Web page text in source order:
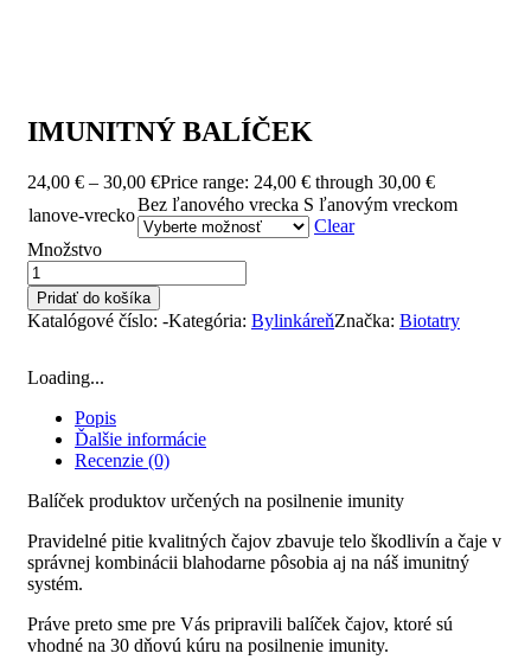
IMUNITNÝ BALÍČEK
24,00 € – 30,00 €Price range: 24,00 € through 30,00 €
lanove-vrecko
Bez ľanového vrecka S ľanovým vreckom
Clear
Množstvo
Pridať do košíka
Katalógové číslo: -Kategória: BylinkáreňZnačka: Biotatry
Loading...
Popis
Ďalšie informácie
Recenzie (0)
Balíček produktov určených na posilnenie imunity
Pravidelné pitie kvalitných čajov zbavuje telo škodlivín a čaje v
správnej kombinácii blahodarne pôsobia aj na náš imunitný
systém.
Práve preto sme pre Vás pripravili balíček čajov, ktoré sú
vhodné na 30 dňovú kúru na posilnenie imunity.